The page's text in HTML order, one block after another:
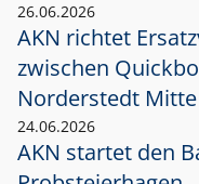
26.06.2026
AKN richtet
zwischen
Norderstedt
24.06.2026
AKN startet den